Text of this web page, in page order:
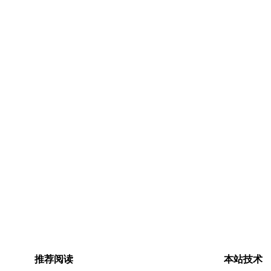
推荐阅读 本站技术